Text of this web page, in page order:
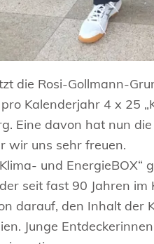
die Rosi-Gollmann-
Kalenderjahr 4 x 25
Eine davon hat nun
wir uns sehr freuen.
und
seit fast 90 Jahren
darauf, den Inhalt der
Junge